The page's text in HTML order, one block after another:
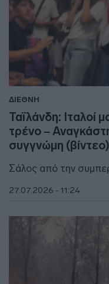
ΔΙΕΘΝΗ
Ταϊλάνδη: Ιταλοί
τρένο –
συγγνώμη (βίντεο)
Σάλος από την
27.07.2026 - 11:24